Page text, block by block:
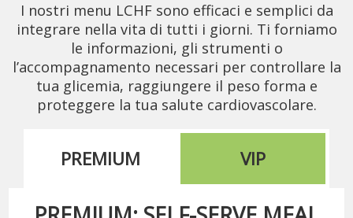
I nostri menu LCHF sono efficaci e semplici da
integrare nella vita di tutti i giorni. Ti forniamo
le informazioni, gli strumenti o
l’accompagnamento necessari per controllare la
tua glicemia, raggiungere il peso forma e
proteggere la tua salute cardiovascolare.
PREMIUM VIP